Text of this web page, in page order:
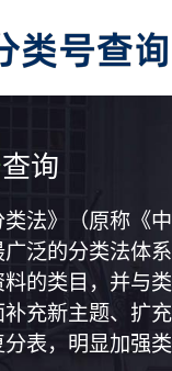
查询
类法》（原称《
广泛的分类法体
的类目，并与
充新主题、扩
表，明显加强